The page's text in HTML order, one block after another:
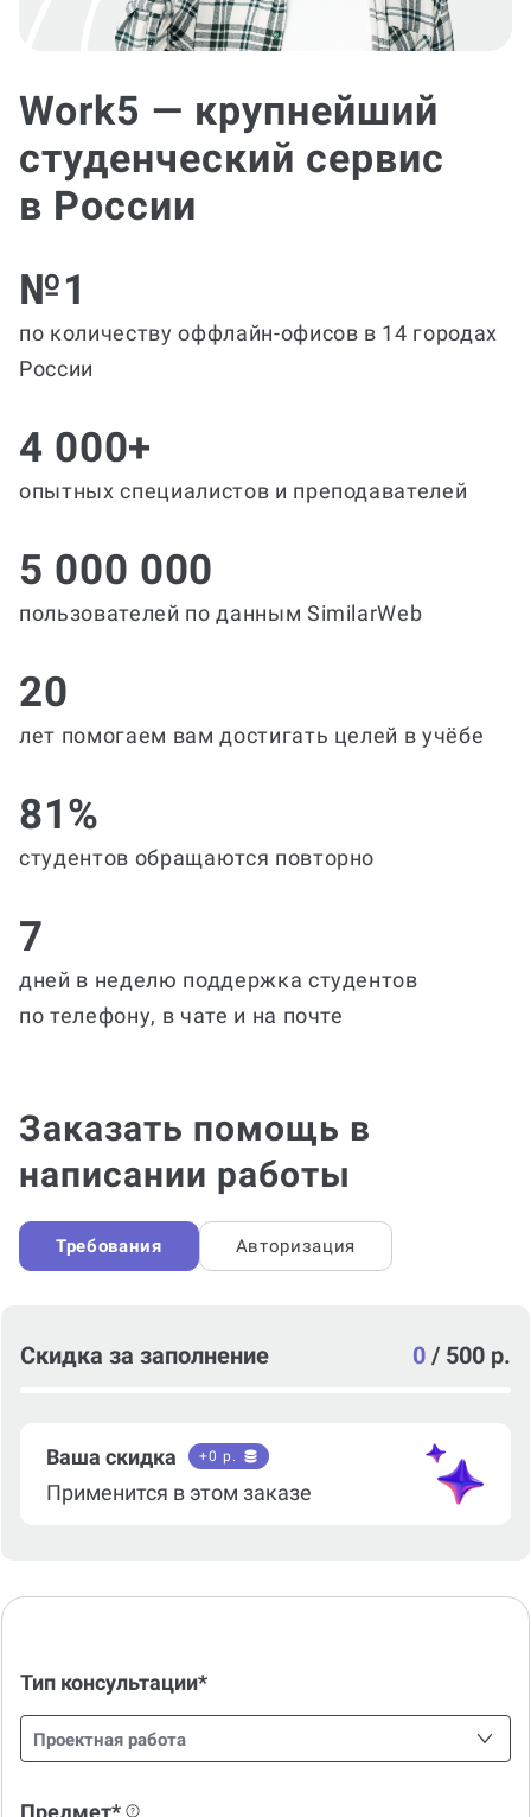
Work5 — крупнейший
студенческий сервис
в России
№1
по количеству оффлайн-офисов в 14 городах
России
4 000+
опытных специалистов и преподавателей
5 000 000
пользователей по данным SimilarWeb
20
лет помогаем вам достигать целей в учёбе
81%
студентов обращаются повторно
7
дней в неделю поддержка студентов
по телефону, в чате и на почте
Заказать помощь в
написании работы
Требования Авторизация
Скидка за заполнение 0 / 500 р.
Ваша скидка +0 р.
Применится в этом заказе
Тип консультации*
Проектная работа
Предмет*